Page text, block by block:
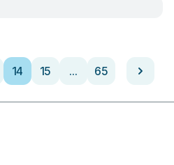
14 15 ... 65